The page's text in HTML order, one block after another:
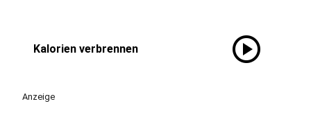
Kalorien verbrennen play_circle
Anzeige